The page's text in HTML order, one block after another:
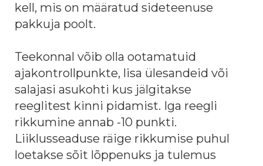
kell, mis on määratud sideteenuse
pakkuja poolt.
Teekonnal võib olla ootamatuid
ajakontrollpunkte, lisa ülesandeid või
salajasi asukohti kus jälgitakse
reeglitest kinni pidamist. Iga reegli
rikkumine annab -10 punkti.
Liiklusseaduse räige rikkumise puhul
loetakse sõit lõppenuks ja tulemus